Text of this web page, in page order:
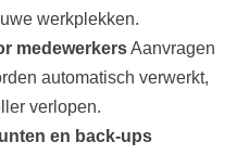
werkplekken.
medewerkersAanvragen
automatisch verwerkt,
verlopen.
en back‑ups